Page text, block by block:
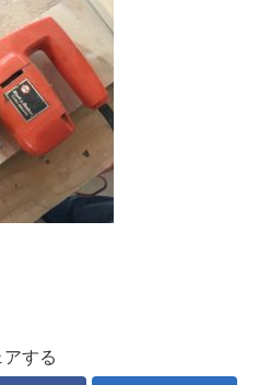
アする